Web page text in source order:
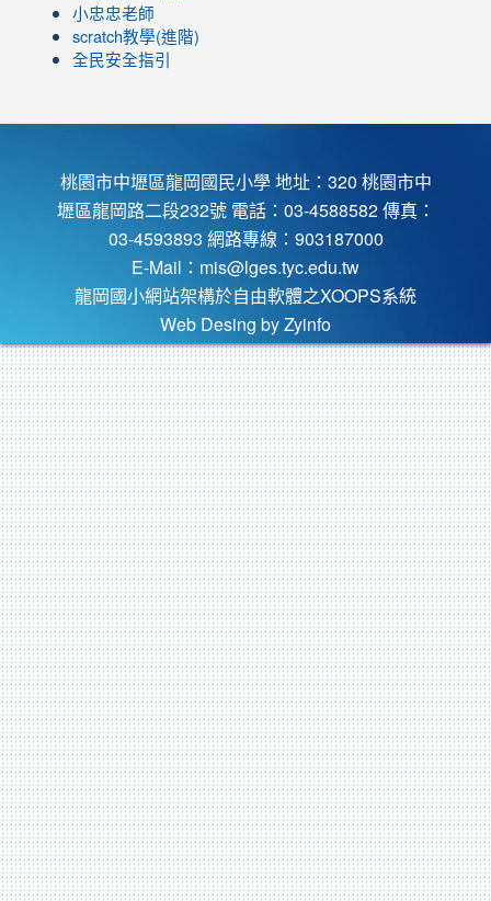
小忠忠老師
scratch教學(進階)
全民安全指引
桃園市中壢區龍岡國民小學 地址：320 桃園市中
壢區龍岡路二段232號 電話：03-4588582 傳真：
03-4593893 網路專線：903187000
E-Mail： mis@lges.tyc.edu.tw
龍岡國小網站架構於自由軟體之XOOPS系統
Web Desing by Zyinfo